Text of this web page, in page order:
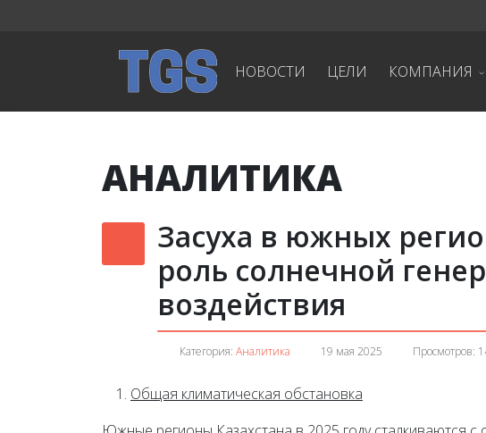
НОВОСТИ ЦЕЛИ КОМПАНИЯ
АНАЛИТИКА
Засуха в южных
роль солнечной
воздействия
Категория: Аналитика 19 мая 2025 Просмотров:
Общая климатическая обстановка